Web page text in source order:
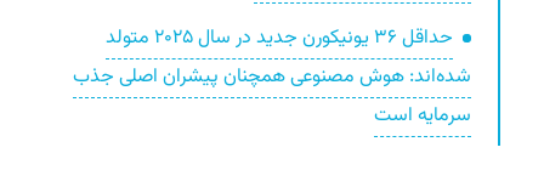
حداقل ۳۶ یونیکورن جدید در سال ۲۰۲۵ متولد
شده‌اند: هوش مصنوعی همچنان پیشران اصلی جذب
سرمایه است